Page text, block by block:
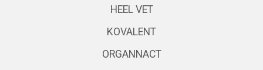
HEEL VET
KOVALENT
ORGANNACT